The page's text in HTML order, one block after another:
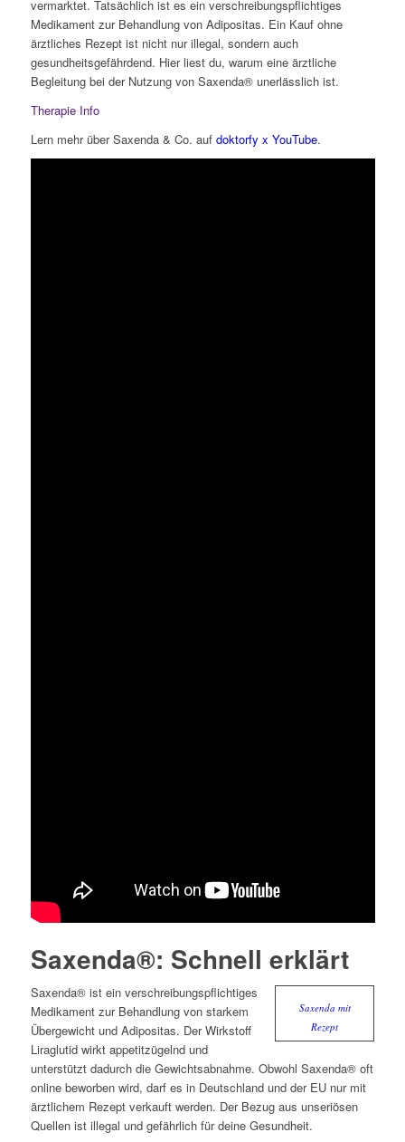
vermarktet. Tatsächlich ist es ein verschreibungspflichtiges
Medikament zur Behandlung von Adipositas. Ein Kauf ohne
ärztliches Rezept ist nicht nur illegal, sondern auch
gesundheitsgefährdend. Hier liest du, warum eine ärztliche
Begleitung bei der Nutzung von Saxenda® unerlässlich ist.
Therapie Info
Lern mehr über Saxenda & Co. auf doktorfy x YouTube.
Saxenda®: Schnell erklärt
Saxenda mit
Rezept
Saxenda® ist ein verschreibungspflichtiges
Medikament zur Behandlung von starkem
Übergewicht und Adipositas. Der Wirkstoff
Liraglutid wirkt appetitzügelnd und
unterstützt dadurch die Gewichtsabnahme. Obwohl Saxenda® oft
online beworben wird, darf es in Deutschland und der EU nur mit
ärztlichem Rezept verkauft werden. Der Bezug aus unseriösen
Quellen ist illegal und gefährlich für deine Gesundheit.